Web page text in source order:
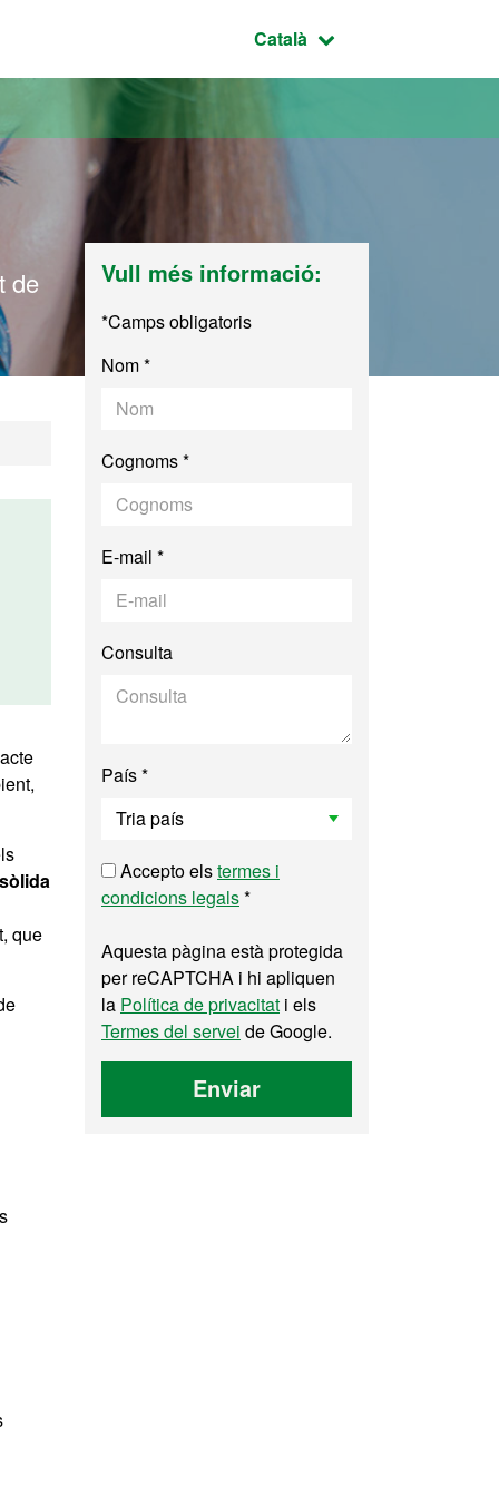
Idioma seleccionat:
Català
de
que
Vull més informació:
*Camps obligatoris
Nom *
Cognoms *
E-mail *
Consulta
País *
Accepto elstermes i
condicions legals*
Aquesta pàgina està protegida
per reCAPTCHA i hi apliquen
la Política de privacitat i els
Termes del servei de Google.
Enviar